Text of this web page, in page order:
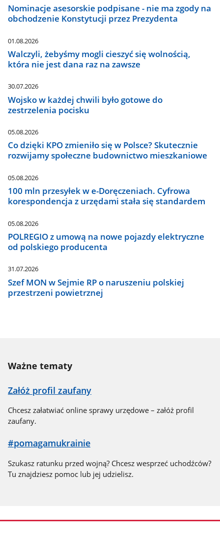
Nominacje asesorskie podpisane - nie ma zgody na
obchodzenie Konstytucji przez Prezydenta
01.08.2026
Walczyli, żebyśmy mogli cieszyć się wolnością,
która nie jest dana raz na zawsze
30.07.2026
Wojsko w każdej chwili było gotowe do
zestrzelenia pocisku
05.08.2026
Co dzięki KPO zmieniło się w Polsce? Skutecznie
rozwijamy społeczne budownictwo mieszkaniowe
05.08.2026
100 mln przesyłek w e-Doręczeniach. Cyfrowa
korespondencja z urzędami stała się standardem
05.08.2026
POLREGIO z umową na nowe pojazdy elektryczne
od polskiego producenta
31.07.2026
Szef MON w Sejmie RP o naruszeniu polskiej
przestrzeni powietrznej
Ważne tematy
Załóż profil zaufany
Chcesz załatwiać online sprawy urzędowe – załóż profil
zaufany.
#pomagamukrainie
Szukasz ratunku przed wojną? Chcesz wesprzeć uchodźców?
Tu znajdziesz pomoc lub jej udzielisz.